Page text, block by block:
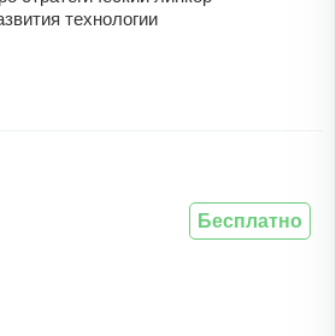
технологии
Бесплатно